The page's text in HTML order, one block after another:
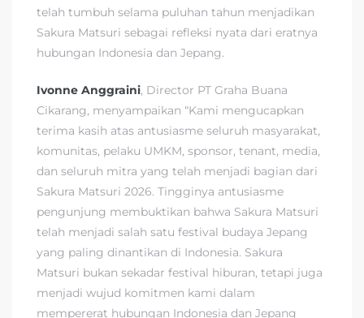
telah tumbuh selama puluhan tahun menjadikan
Sakura Matsuri sebagai refleksi nyata dari eratnya
hubungan Indonesia dan Jepang.
Ivonne Anggraini, Director PT Graha Buana
Cikarang, menyampaikan “Kami mengucapkan
terima kasih atas antusiasme seluruh masyarakat,
komunitas, pelaku UMKM, sponsor, tenant, media,
dan seluruh mitra yang telah menjadi bagian dari
Sakura Matsuri 2026. Tingginya antusiasme
pengunjung membuktikan bahwa Sakura Matsuri
telah menjadi salah satu festival budaya Jepang
yang paling dinantikan di Indonesia. Sakura
Matsuri bukan sekadar festival hiburan, tetapi juga
menjadi wujud komitmen kami dalam
mempererat hubungan Indonesia dan Jepang